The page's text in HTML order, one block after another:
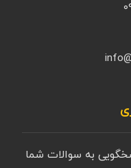
به سوالات شما